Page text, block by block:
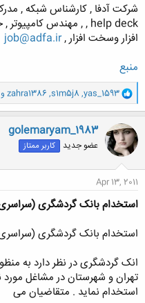
افزار وسخت افزار ,job@adfa.ir
منبع
و
ا
ک
ن
ش
ه
ا
yas_1593
,
s1m5j8
,
zahra1386 و 2 کاربر دیگر
golemaryam_1983
عضو جدید کاربر ممتاز
Apr 13, 2011
استخدام بانک گردشگری
استخدام بانک گردشگری
انک گردشگری در نظر دارد به
تهران و شهرستان در مشاغل
استخدام نماید . متقاضیان می